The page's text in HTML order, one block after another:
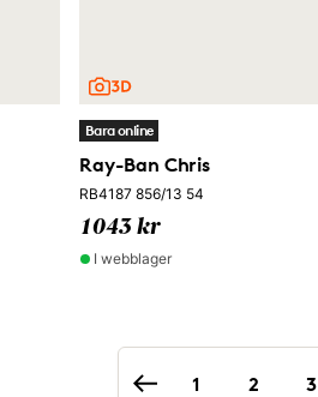
Bara online
Ray-Ban Chris
RB4187 856/13 54
1043 kr
I webblager
1 2 3